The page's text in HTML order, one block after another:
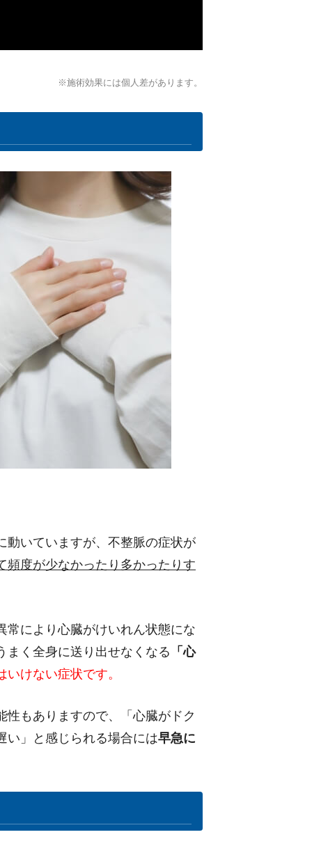
※施術効果には個人差があります。
動いていますが、不整脈の症状が
頻度が少なかったり多かったりす
常により心臓がけいれん状態にな
まく全身に送り出せなくなる 「心
けない症状です。
もありますので、「心臓がドク
い」と感じられる場合には早急に